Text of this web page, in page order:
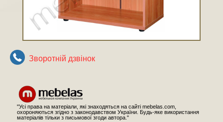
Зворотнiй дзвiнок
"Усі права на матеріали, які знаходяться на сайті mebelas.com,
охороняються згідно з законодавством України. Будь-яке використання
матеріалів тільки з письмової згоди автора."